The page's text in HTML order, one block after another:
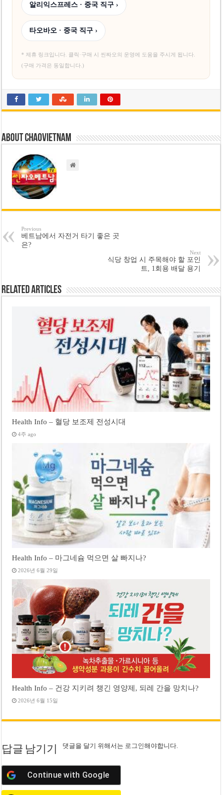
알리익스프레스 · 중국 직구 ›
타오바오 · 중국 직구 ›
* 제휴 링크입니다. 클릭·구매 시 씬짜오의 운영에 도움을 주시게 됩니다.
(구매 가격은 동일합니다.)
About chaovietnam
Previous
베트남에서 자전거 타기 좋은 곳
은?
Next
식당 창업 시 주목해야 할 포인
트, 1회용 배달 용기
Related Articles
Health Info – 혈당 보조제 전성시대
4주 ago
Health Info – 마그네슘 먹으면 살 빠지나?
2026년 6월 29일
Health Info – 건강 지키려 챙긴 영양제, 되레 간을 망치나?
2026년 6월 15일
답글 남기기 댓글을 달기 위해서는 로그인해야합니다.
Continue with Google